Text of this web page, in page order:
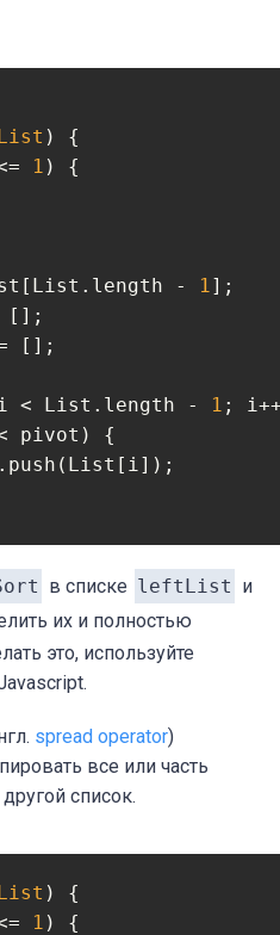
) {
1 ) {
- 1];
[];
[];
< List.length - 1 ;
pivot) {
в списке leftList и
их и полностью
это, используйте
spread operator)
все или часть
список.
) {
1 ) {